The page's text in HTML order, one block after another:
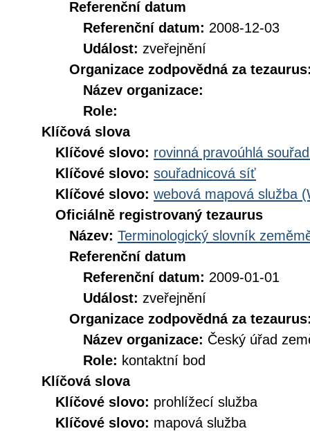
Referenční datum
Referenční datum: 2008-12-03
Událost: zveřejnění
Organizace zodpovědná za
Název organizace:
Role:
Klíčová slova
Klíčové slovo: rovinná pravoúhlá
Klíčové slovo: souřadnicová síť
Klíčové slovo: webová mapová služba
Oficiálně registrovaný tezaurus
Název: Terminologický slovník
Referenční datum
Referenční datum: 2009-01-01
Událost: zveřejnění
Organizace zodpovědná za
Název organizace: Český úřad
Role: kontaktní bod
Klíčová slova
Klíčové slovo: prohlížecí služba
Klíčové slovo: mapová služba